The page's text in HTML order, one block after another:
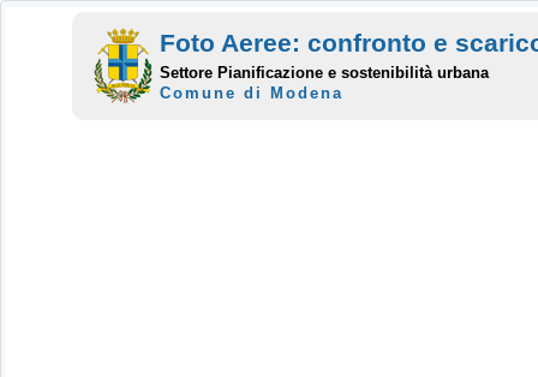
Foto Aeree: confronto e
Settore Pianificazione e sostenibilità urbana
Comune di Modena